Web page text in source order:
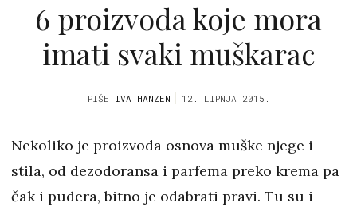
6 proizvoda koje mora
imati svaki muškarac
PIŠE IVA HANZEN 12. LIPNJA 2015.
Nekoliko je proizvoda osnova muške njege i
stila, od dezodoransa i parfema preko krema pa
čak i pudera, bitno je odabrati pravi. Tu su i